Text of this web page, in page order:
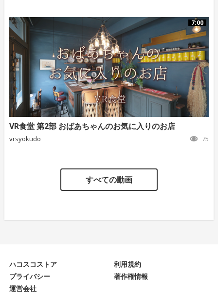
7:00
VR食堂 第2部 おばあちゃんのお気に入りのお店
vrsyokudo 75
すべての動画
ハコスコストア
利用規約
プライバシー
著作権情報
運営会社